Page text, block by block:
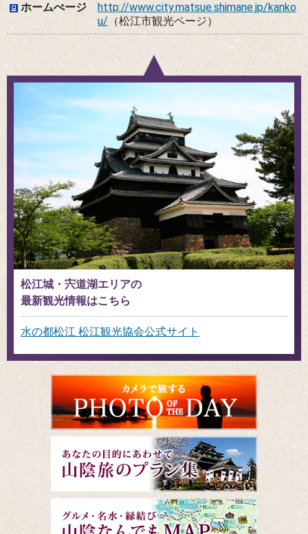
ホームぺージ
http://www.city.matsue.shimane.jp/kanko
u/ （松江市観光ページ）
松江城・宍道湖エリアの
最新観光情報はこちら
水の都松江 松江観光協会公式サイト